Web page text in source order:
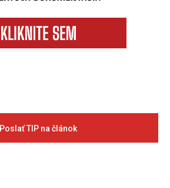
Poslať TIP na článok